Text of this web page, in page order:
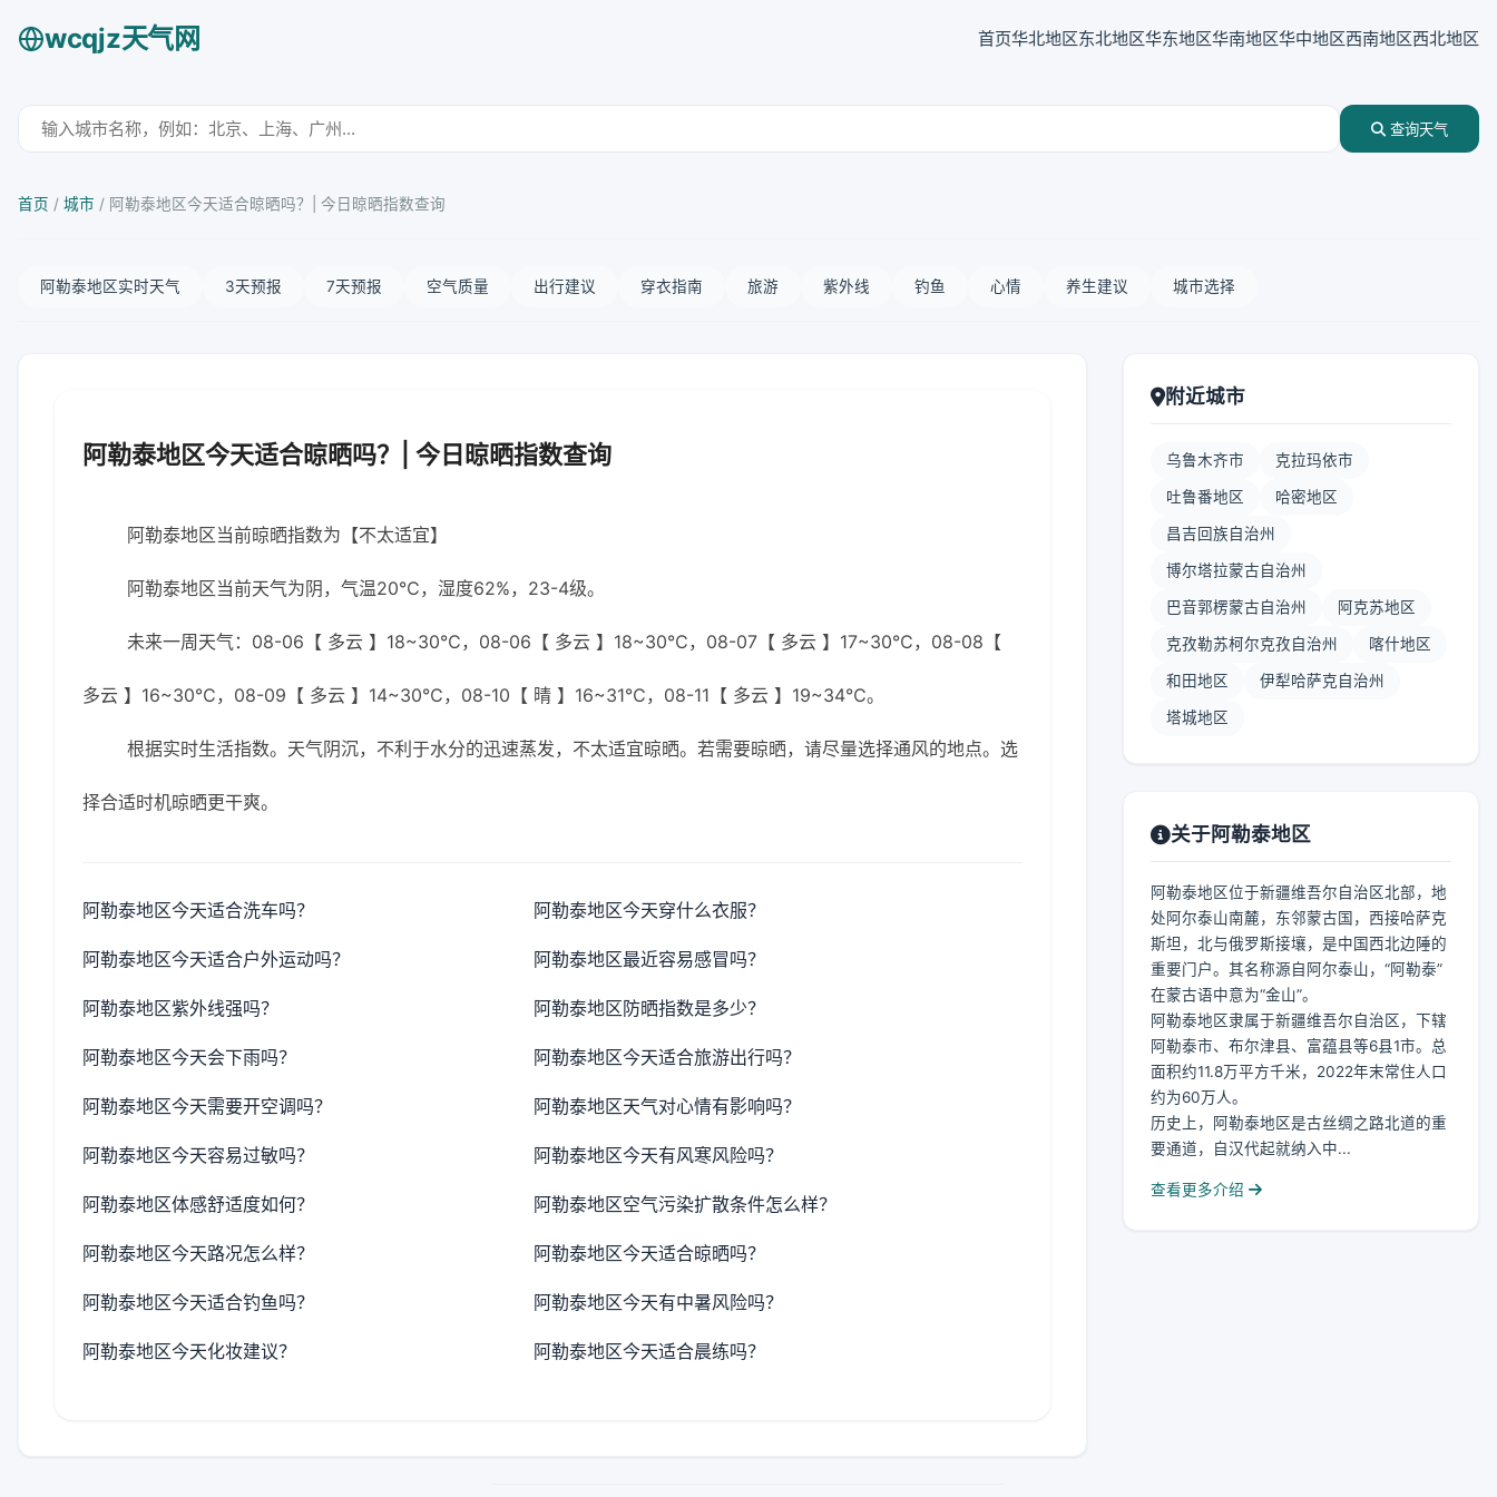
wcqjz天气网 首页华北地区东北地区华东地区华南地区华中地区西南地区西北地区
查询天气
首页 / 城市 / 阿勒泰地区今天适合晾晒吗？| 今日晾晒指数查询
阿勒泰地区实时天气 3天预报 7天预报 空气质量 出行建议 穿衣指南 旅游 紫外线 钓鱼 心情 养生建议 城市选择
阿勒泰地区今天适合晾晒吗？| 今日晾晒指数查询
阿勒泰地区当前晾晒指数为【不太适宜】
阿勒泰地区当前天气为阴，气温20℃，湿度62%，23-4级。
未来一周天气：08-06【 多云 】18~30℃，08-06【 多云 】18~30℃，08-07【 多云 】17~30℃，08-08【
多云 】16~30℃，08-09【 多云 】14~30℃，08-10【 晴 】16~31℃，08-11【 多云 】19~34℃。
根据实时生活指数。天气阴沉，不利于水分的迅速蒸发，不太适宜晾晒。若需要晾晒，请尽量选择通风的地点。选
择合适时机晾晒更干爽。
阿勒泰地区今天适合洗车吗？ 阿勒泰地区今天穿什么衣服？
阿勒泰地区今天适合户外运动吗？ 阿勒泰地区最近容易感冒吗？
阿勒泰地区紫外线强吗？ 阿勒泰地区防晒指数是多少？
阿勒泰地区今天会下雨吗？ 阿勒泰地区今天适合旅游出行吗？
阿勒泰地区今天需要开空调吗？ 阿勒泰地区天气对心情有影响吗？
阿勒泰地区今天容易过敏吗？ 阿勒泰地区今天有风寒风险吗？
阿勒泰地区体感舒适度如何？ 阿勒泰地区空气污染扩散条件怎么样？
阿勒泰地区今天路况怎么样？ 阿勒泰地区今天适合晾晒吗？
阿勒泰地区今天适合钓鱼吗？ 阿勒泰地区今天有中暑风险吗？
阿勒泰地区今天化妆建议？ 阿勒泰地区今天适合晨练吗？
附近城市
乌鲁木齐市 克拉玛依市
吐鲁番地区 哈密地区
昌吉回族自治州
博尔塔拉蒙古自治州
巴音郭楞蒙古自治州 阿克苏地区
克孜勒苏柯尔克孜自治州 喀什地区
和田地区 伊犁哈萨克自治州
塔城地区
关于阿勒泰地区
阿勒泰地区位于新疆维吾尔自治区北部，地
处阿尔泰山南麓，东邻蒙古国，西接哈萨克
斯坦，北与俄罗斯接壤，是中国西北边陲的
重要门户。其名称源自阿尔泰山，“阿勒泰”
在蒙古语中意为“金山”。
阿勒泰地区隶属于新疆维吾尔自治区，下辖
阿勒泰市、布尔津县、富蕴县等6县1市。总
面积约11.8万平方千米，2022年末常住人口
约为60万人。
历史上，阿勒泰地区是古丝绸之路北道的重
要通道，自汉代起就纳入中...
查看更多介绍